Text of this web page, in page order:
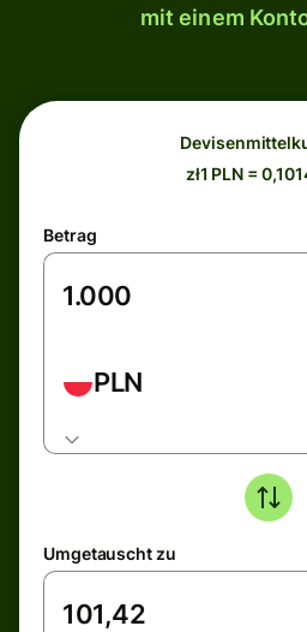
mit einem
zł1 PLN =
Betrag
PLN
Umgetauscht zu